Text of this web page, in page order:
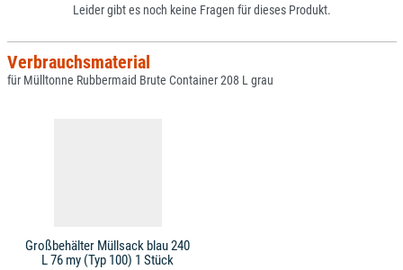
Leider gibt es noch keine Fragen für dieses Produkt.
Verbrauchsmaterial
für Mülltonne Rubbermaid Brute Container 208 L grau
Großbehälter Müllsack blau 240
L 76 my (Typ 100) 1 Stück